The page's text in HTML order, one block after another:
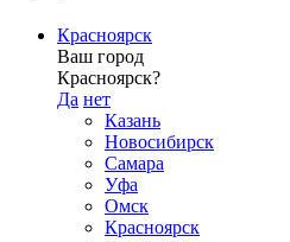
Красноярск
Ваш город
Красноярск?
Да нет
Казань
Новосибирск
Самара
Уфа
Омск
Красноярск